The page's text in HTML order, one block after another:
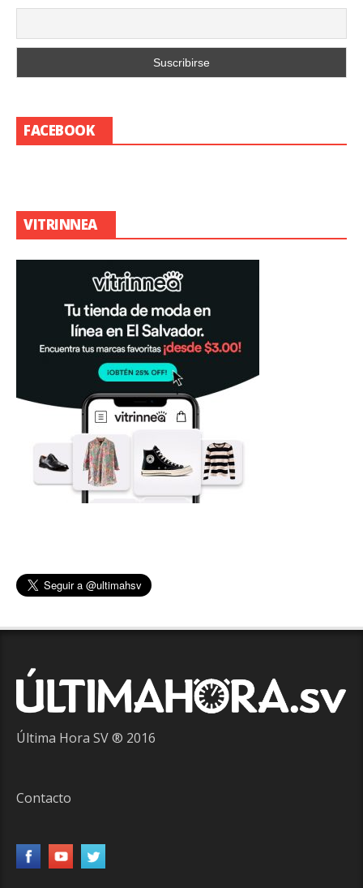
FACEBOOK
VITRINNEA
Última Hora SV ® 2016
Contacto